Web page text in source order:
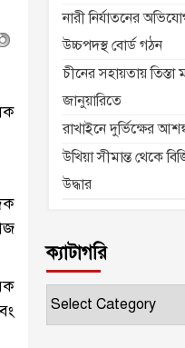
নারী নির্যাতনের
উচ্চপদস্থ বোর্ড গঠন
চীনের সহায়তায়
জানুয়ারিতে
রাখাইনে দুর্ভিক্ষের
উখিয়া সীমান্ত থেকে
উদ্ধার
ক্যাটাগরি
ক্যাটাগরি